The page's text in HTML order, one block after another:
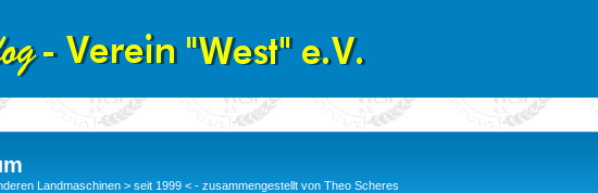
Landmaschinen > seit 1999 < - zusammengestellt von Theo Scheres